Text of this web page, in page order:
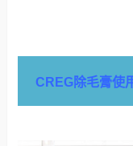
CREG除毛膏使